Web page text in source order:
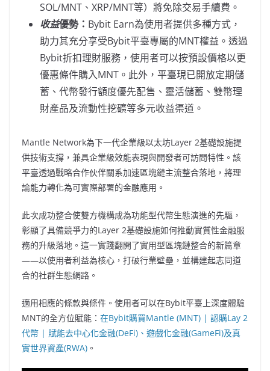
SOL/MNT、XRP/MNT等）將免除交易手續費。
收益優勢： Bybit Earn為使用者提供多種方式，
助力其充分享受Bybit平臺專屬的MNT權益。透過
Bybit折扣理財服務，使用者可以按預設價格以更
優惠條件購入MNT。此外，平臺現已開放定期儲
蓄、代幣發行額度優先配售、靈活儲蓄、雙幣理
財產品及流動性挖礦等多元收益渠道。
Mantle Network為下一代企業級以太坊Layer 2基礎設施提
供技術支撐，兼具企業級效能表現與開發者可訪問特性。該
平臺透過戰略合作伙伴關系加速區塊鏈主流整合落地，將理
論能力轉化為可實際部署的金融應用。
此次成功整合使雙方機構成為功能型代幣生態演進的先驅，
彰顯了具備競爭力的Layer 2基礎設施如何推動實質性金融服
務的升級落地。這一實踐翻開了實用型區塊鏈整合的新篇章
——以使用者利益為核心，打破行業壁壘，並構建起志同道
合的社群生態網路。
適用相應的條款與條件。使用者可以在Bybit平臺上深度體驗
MNT的全方位賦能： 在Bybit購買Mantle (MNT) | 認購Lay 2
代幣 | 賦能去中心化金融(DeFi)、遊戲化金融(GameFi)及真
實世界資產(RWA) 。